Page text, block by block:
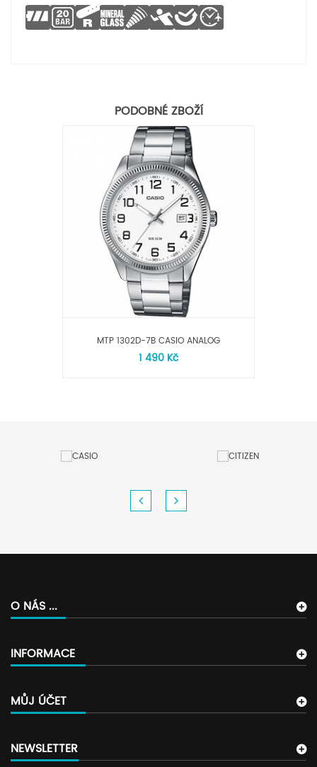
PODOBNÉ ZBOŽÍ
MTP 1302D-7B CASIO ANALOG
1 490 Kč
O NÁS ...
INFORMACE
MŮJ ÚČET
NEWSLETTER